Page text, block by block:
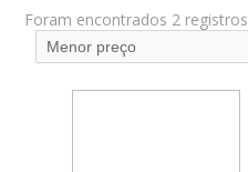
Foram encontrados 2 registros